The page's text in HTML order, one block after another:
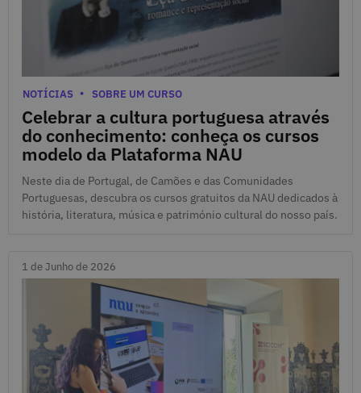
Celebrar a cultura portuguesa através
do conhecimento: conheça os cursos
modelo da Plataforma NAU
10 de Junho de 2026
Categorias
NOTÍCIAS SOBRE UM CURSO
Neste dia de Portugal, de Camões e das Comunidades
Portuguesas, descubra os cursos gratuitos da NAU dedicados à
história, literatura, música e património cultural do nosso país.
1 de Junho de 2026